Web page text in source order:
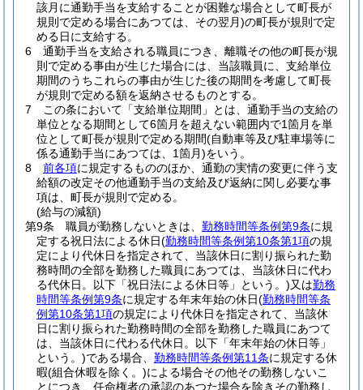
該月に通勤手当を支給することが困難な場合として町長が
規則で定める場合にあつては、その翌月)の町長が規則で定
める日に支給する。
6
通勤手当を支給される職員につき、離職その他の町長が規
則で定める事由が生じた場合には、当該職員に、支給単位
期間のうちこれらの事由が生じた後の期間を考慮して町長
が規則で定める額を返納させるものとする。
7
この条において「支給単位期間」とは、通勤手当の支給の
単位となる期間として6箇月を超えない範囲内で1箇月を単
位として町長が規則で定める期間(自動車等及び駐車場等に
係る通勤手当にあつては、1箇月)をいう。
8
前各項に規定するもののほか、通勤の実情の変更に伴う支
給額の改定その他通勤手当の支給及び返納に関し必要な事
項は、町長が規則で定める。
(給与の減額)
第9条
職員が勤務しないときは、 勤務時間等条例第9条に規
定する祝日法による休日(勤務時間等条例第10条第1項の規
定により代休日を指定されて、当該休日に割り振られた勤
務時間の全部を勤務した職員にあつては、当該休日に代わ
る代休日。以下「祝日法による休日等」という。)又は勤務
時間等条例第9条に規定する年末年始の休日(勤務時間等条
例第10条第1項の規定により代休日を指定されて、当該休
日に割り振られた勤務時間の全部を勤務した職員にあつて
は、当該休日に代わる代休日。以下「年末年始の休日等」
という。)である場合、 勤務時間等条例第11条に規定する休
暇(組合休暇を除く。)による場合その他その勤務しないこ
とにつき、任命権者の承認のあつた場合を除きその勤務し